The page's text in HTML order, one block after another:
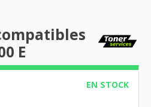
E
EN STOCK